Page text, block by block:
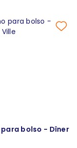
bolso - Dîner